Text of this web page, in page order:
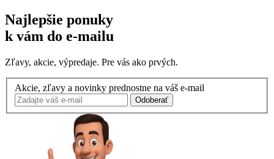
Najlepšie ponuky
k vám do e-mailu
Zľavy, akcie, výpredaje. Pre vás ako prvých.
Akcie, zľavy a novinky prednostne na váš e-mail
Odoberať